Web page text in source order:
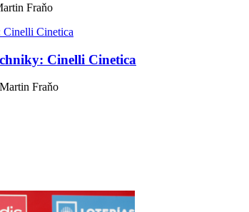
Fraňo
Cinelli Cinetica
Fraňo